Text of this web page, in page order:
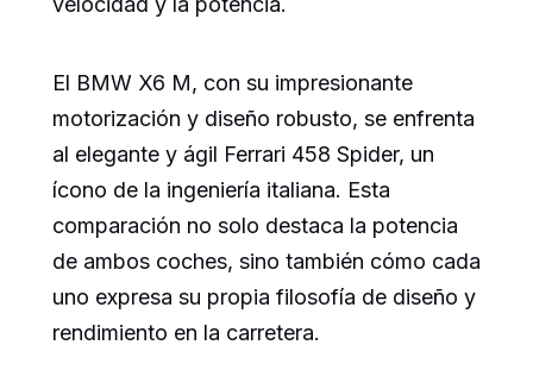
El BMW X6 M, con su impresionante
motorización y diseño robusto, se enfrenta
al elegante y ágil Ferrari 458 Spider, un
ícono de la ingeniería italiana. Esta
comparación no solo destaca la potencia
de ambos coches, sino también cómo cada
uno expresa su propia filosofía de diseño y
rendimiento en la carretera.